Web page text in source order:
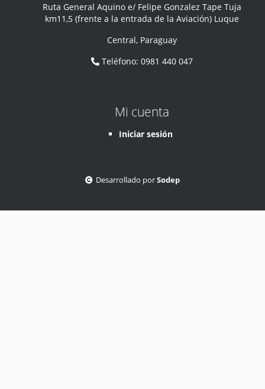
Ruta General Aquino e/ Felipe Gonzalez Tape Tuja
km11,5 (frente a la entrada de la Aviación) Luque
Central, Paraguay
Teléfono:0981 440 047
Mi cuenta
Iniciar sesión
Desarrollado porSodep